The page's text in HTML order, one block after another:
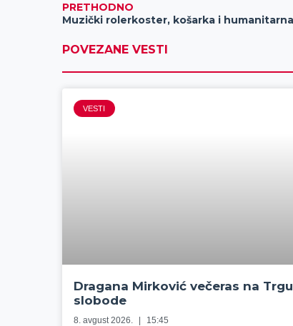
PRETHODNO
POVEZANE VESTI
VESTI
Dragana Mirković večeras na Trgu
slobode
8. avgust 2026. 15:45